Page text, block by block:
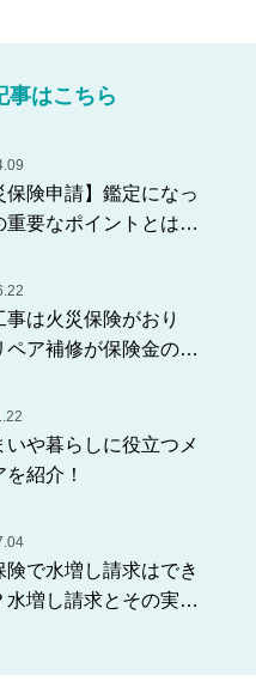
事はこちら
保険申請】鑑定になっ
重要なポイントとは？
事は火災保険がおり
ペア補修が保険金の該
いや暮らしに役立つメ
を紹介！
険で水増し請求はでき
水増し請求とその実態